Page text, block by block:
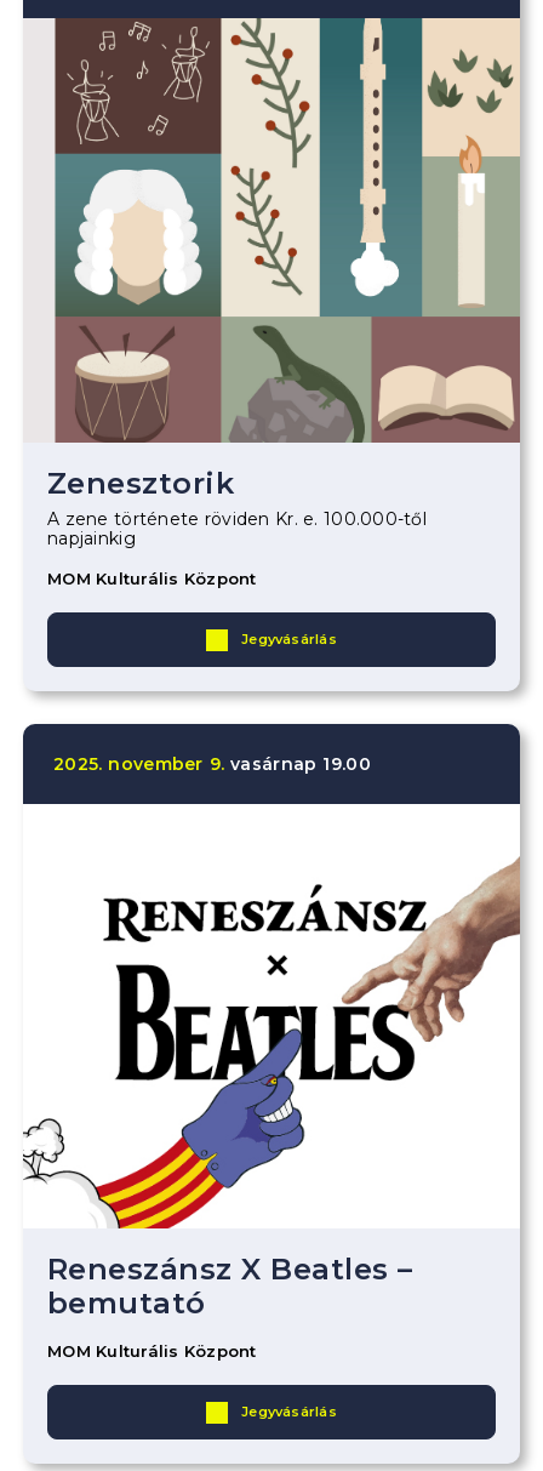
Zenesztorik
A zene története röviden Kr. e. 100.000-től
napjainkig
MOM Kulturális Központ
Jegyvásárlás
2025. november 9. vasárnap 19.00
Reneszánsz X Beatles –
bemutató
MOM Kulturális Központ
Jegyvásárlás